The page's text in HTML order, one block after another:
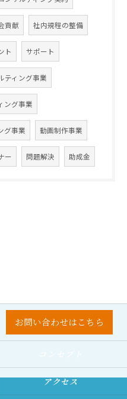
貢献 社内規程の整備
ト サポート
ティング事業
ング事業
グ事業 動画制作事業
ー 問題解決 助成金
お問い合わせはこちら
アクセス